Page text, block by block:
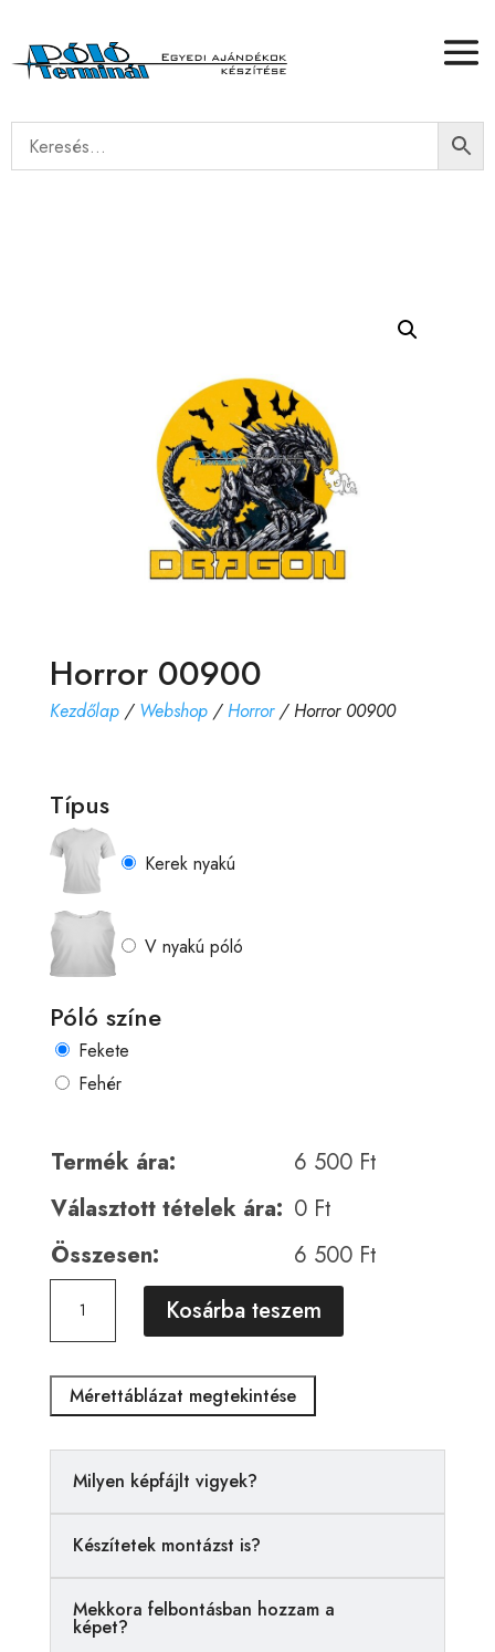
Horror 00900
Kezdőlap/ Webshop/ Horror/ Horror 00900
Típus
Kerek nyakú
V nyakú póló
Póló színe
Fekete
Fehér
Termék ára: 6 500 Ft
Választott tételek ára: 0 Ft
Összesen:
6 500 Ft
00900
Kosárba teszem
A
n
Mérettáblázat megtekintése
Milyen képfájlt vigyek?
Készítetek montázst is?
Mekkora felbontásban hozzam a
képet?